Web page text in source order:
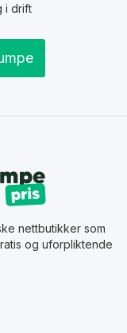
i drift
nettbutikker som
og uforpliktende